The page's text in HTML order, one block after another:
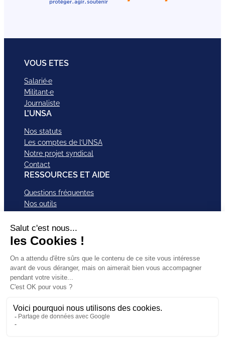
VOUS ETES
Salarié·e
Militant·e
Journaliste
L’UNSA
Nos statuts
Les comptes de l’UNSA
Notre projet syndical
Contact
RESSOURCES ET AIDE
Questions fréquentes
Nos outils
Nos structures et services
Je VEUX Adhérer
ABonnez-vous à nos newsletter
Mentions légales
Politique de
Facebook